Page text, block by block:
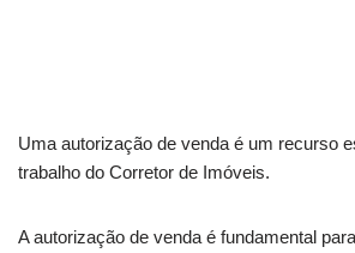
Uma autorização de venda é um recurso
trabalho do Corretor de Imóveis.
A autorização de venda é fundamental